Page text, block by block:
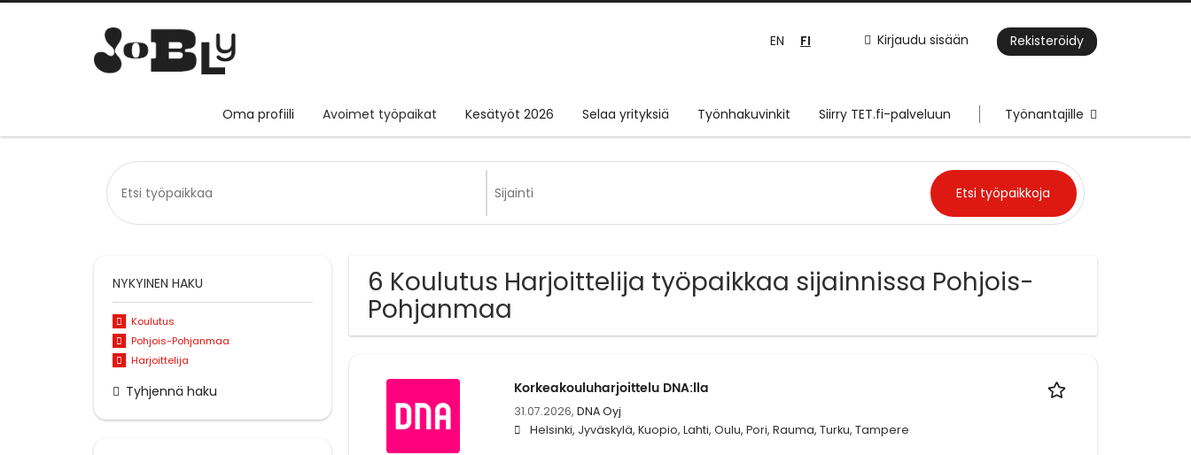
Kirjaudu sisään Rekisteröidy
EN FI
Oma profiili Avoimet työpaikat Kesätyöt 2026 Selaa yrityksiä Työnhakuvinkit Siirry TET.fi-palveluun Työnantajille
6 Koulutus Harjoittelija työpaikkaa sijainnissa Pohjois-
Pohjanmaa
Korkeakouluharjoittelu DNA:lla
31.07.2026, DNA Oyj
Helsinki, Jyväskylä, Kuopio, Lahti, Oulu, Pori, Rauma, Turku, Tampere
NYKYINEN HAKU
Koulutus
Pohjois-Pohjanmaa
Harjoittelija
Tyhjennä haku